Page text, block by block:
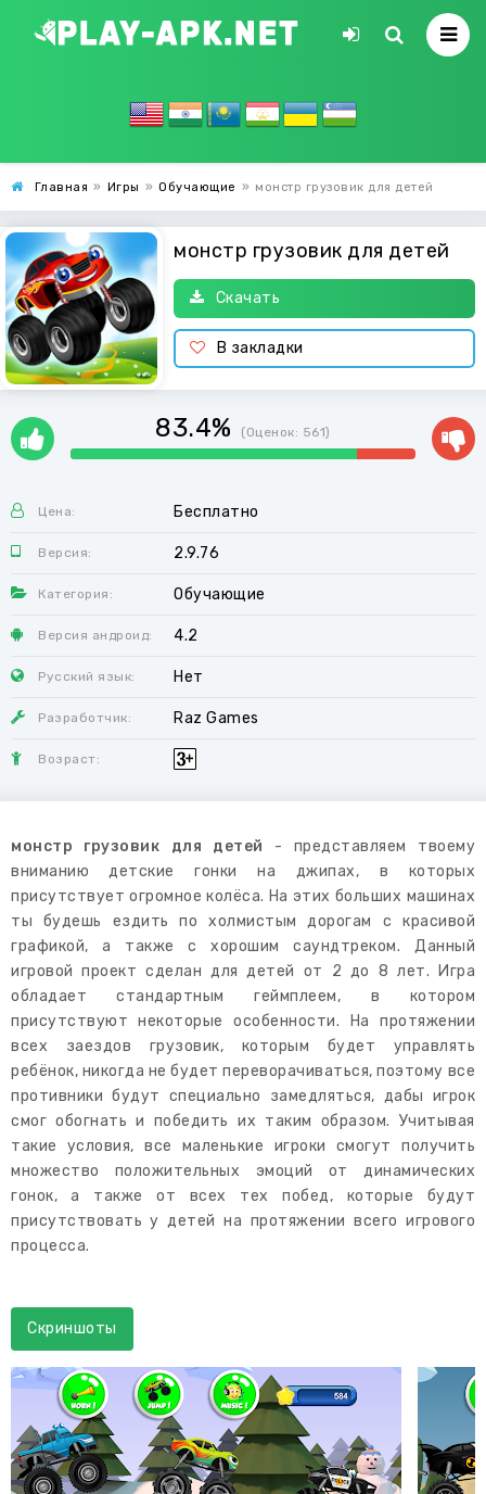
Главная » Игры » Обучающие » монстр грузовик для детей
монстр грузовик для детей
Скачать
В закладки
83.4% (Оценок: 561)
Цена: Бесплатно
Версия: 2.9.76
Категория: Обучающие
Версия андроид: 4.2
Русский язык: Нет
Разработчик: Raz Games
Возраст:
монстр грузовик для детей
- представляем твоему
вниманию детские гонки на джипах, в которых
присутствует огромное колёса. На этих больших машинах
ты будешь ездить по холмистым дорогам с красивой
графикой, а также с хорошим саундтреком. Данный
игровой проект сделан для детей от 2 до 8 лет. Игра
обладает стандартным геймплеем, в котором
присутствуют некоторые особенности. На протяжении
всех заездов грузовик, которым будет управлять
ребёнок, никогда не будет переворачиваться, поэтому все
противники будут специально замедляться, дабы игрок
смог обогнать и победить их таким образом. Учитывая
такие условия, все маленькие игроки смогут получить
множество положительных эмоций от динамических
гонок, а также от всех тех побед, которые будут
присутствовать у детей на протяжении всего игрового
процесса.
Скриншоты